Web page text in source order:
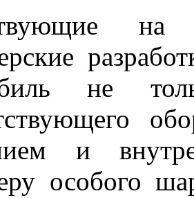
не
и
особого